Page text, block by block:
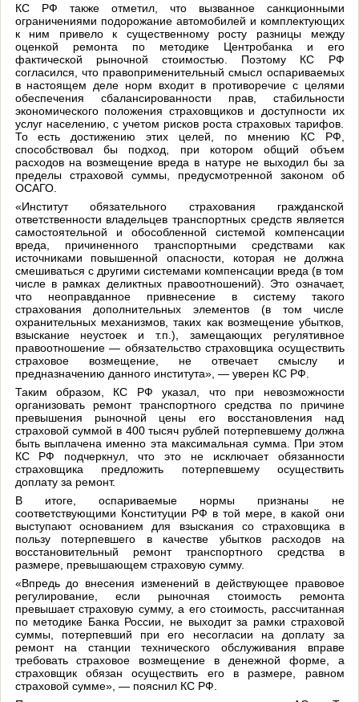
КС РФ также отметил, что вызванное санкционными
ограничениями подорожание автомобилей и комплектующих
к ним привело к существенному росту разницы между
оценкой ремонта по методике Центробанка и его
фактической рыночной стоимостью. Поэтому КС РФ
согласился, что правоприменительный смысл оспариваемых
в настоящем деле норм входит в противоречие с целями
обеспечения сбалансированности прав, стабильности
экономического положения страховщиков и доступности их
услуг населению, с учетом рисков роста страховых тарифов.
То есть достижению этих целей, по мнению КС РФ,
способствовал бы подход, при котором общий объем
расходов на возмещение вреда в натуре не выходил бы за
пределы страховой суммы, предусмотренной законом об
ОСАГО.
«Институт обязательного страхования гражданской
ответственности владельцев транспортных средств является
самостоятельной и обособленной системой компенсации
вреда, причиненного транспортными средствами как
источниками повышенной опасности, которая не должна
смешиваться с другими системами компенсации вреда (в том
числе в рамках деликтных правоотношений). Это означает,
что неоправданное привнесение в систему такого
страхования дополнительных элементов (в том числе
охранительных механизмов, таких как возмещение убытков,
взыскание неустоек и т.п.), замещающих регулятивное
правоотношение — обязательство страховщика осуществить
страховое возмещение, не отвечает смыслу и
предназначению данного института», — уверен КС РФ.
Таким образом, КС РФ указал, что при невозможности
организовать ремонт транспортного средства по причине
превышения рыночной цены его восстановления над
страховой суммой в 400 тысяч рублей потерпевшему должна
быть выплачена именно эта максимальная сумма. При этом
КС РФ подчеркнул, что это не исключает обязанности
страховщика предложить потерпевшему осуществить
доплату за ремонт.
В итоге, оспариваемые нормы признаны не
соответствующими Конституции РФ в той мере, в какой они
выступают основанием для взыскания со страховщика в
пользу потерпевшего в качестве убытков расходов на
восстановительный ремонт транспортного средства в
размере, превышающем страховую сумму.
«Впредь до внесения изменений в действующее правовое
регулирование, если рыночная стоимость ремонта
превышает страховую сумму, а его стоимость, рассчитанная
по методике Банка России, не выходит за рамки страховой
суммы, потерпевший при его несогласии на доплату за
ремонт на станции технического обслуживания вправе
требовать страховое возмещение в денежной форме, а
страховщик обязан осуществить его в размере, равном
страховой сумме», — пояснил КС РФ.